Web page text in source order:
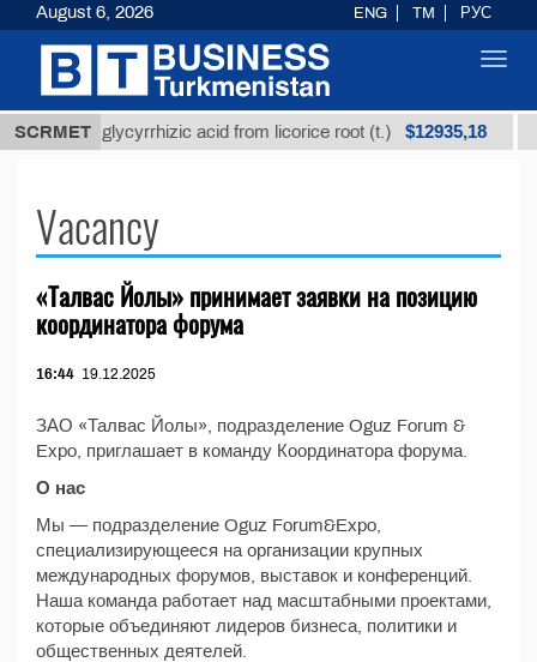
SCRMET
Unrefined glycyrrhizic acid from licorice root (t.) $12935,18
Vacancy
«Талвас Йолы» принимает заявки на позицию
координатора форума
16:44 19.12.2025
ЗАО «Талвас Йолы», подразделение Oguz Forum &
Expo, приглашает в команду Координатора форума.
О нас
Мы — подразделение Oguz Forum&Expo,
специализирующееся на организации крупных
международных форумов, выставок и конференций.
Наша команда работает над масштабными проектами,
которые объединяют лидеров бизнеса, политики и
общественных деятелей.
August 6, 2026 ENG TM РУС